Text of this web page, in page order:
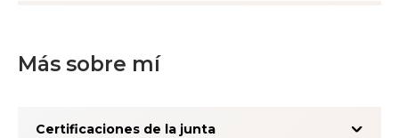
Más sobre mí
Certificaciones de la junta